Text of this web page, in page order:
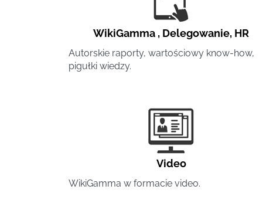
WikiGamma , Delegowanie, HR
Autorskie raporty, wartościowy know-how,
pigułki wiedzy.
Video
WikiGamma w formacie video.